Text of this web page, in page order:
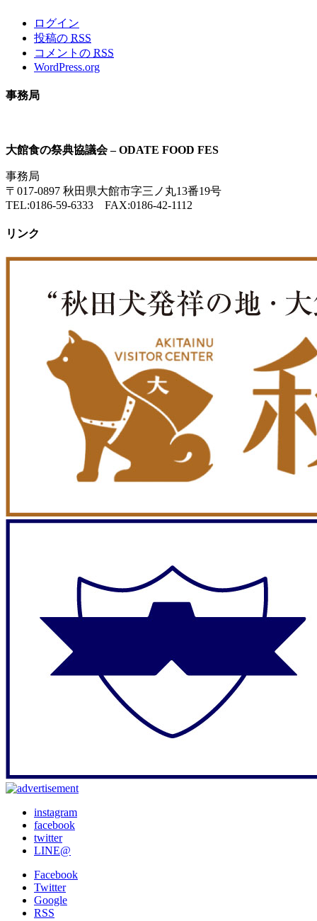
ログイン
投稿の RSS
コメントの RSS
WordPress.org
事務局
大館食の祭典協議会 – ODATE FOOD FES
事務局
〒017-0897 秋田県大館市字三ノ丸13番19号
TEL:0186-59-6333 FAX:0186-42-1112
リンク
instagram
facebook
twitter
LINE@
Facebook
Twitter
Google
RSS